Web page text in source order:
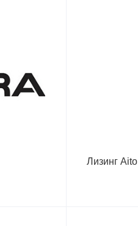
Лизинг Aito